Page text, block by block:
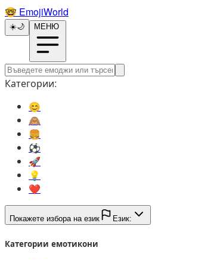
🤓️ EmojiWorld
☀️🌙 МЕНЮ
Категории:
😊️
🙈️
🍔️
⚽️
🚀️
💡️
❤️
Покажете избора на език Език:
Категории емотикони